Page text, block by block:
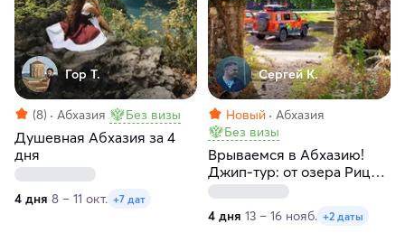
Гор Т.
(8) Абхазия Без визы
Душевная Абхазия за 4
дня
4 дня 8 – 11 окт. +7 дат
Сергей К.
Новый
Абхазия
Без визы
Врываемся в Абхазию!
Джип-тур: от озера Рица
до мандариновых рощ
4 дня 13 – 16 нояб. +2 даты